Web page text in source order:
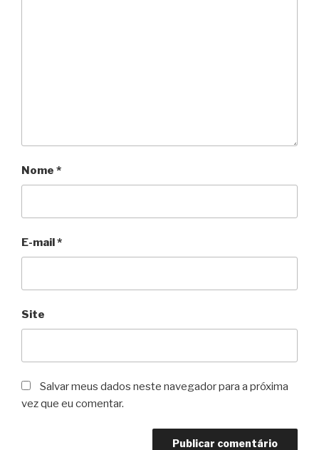
Nome *
E-mail*
Site
Salvar meus dados neste navegador para a próxima
vez que eu comentar.